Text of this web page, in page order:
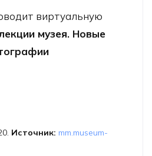
виртуальную
музея. Новые
выставка «Из коллекции
Н.Драчинского»
Источник: mm.museum-